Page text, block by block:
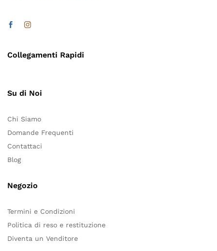
Collegamenti Rapidi
Su di Noi
Chi Siamo
Domande Frequenti
Contattaci
Blog
Negozio
Termini e Condizioni
Politica di reso e restituzione
Diventa un Venditore